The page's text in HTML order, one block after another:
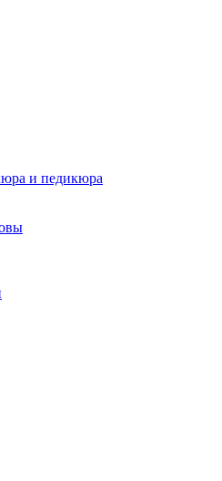
и педикюра